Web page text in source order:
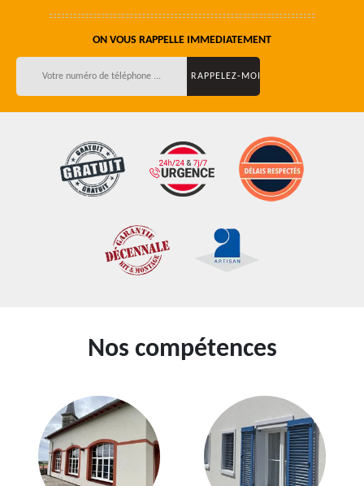
ON VOUS RAPPELLE IMMEDIATEMENT
Nos compétences